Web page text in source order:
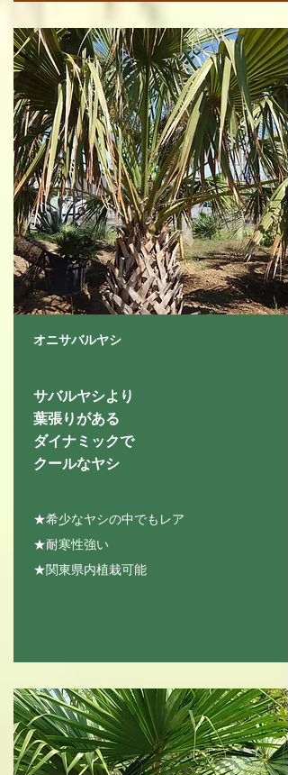
オニサバルヤシ
サバルヤシより
葉張りがある
ダイナミックで
クールなヤシ
★希少なヤシの中でもレア
★耐寒性強い
★関東県内植栽可能